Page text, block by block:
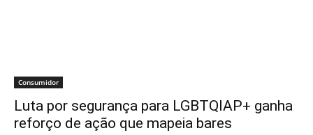
Consumidor
Luta por segurança para LGBTQIAP+ ganha
reforço de ação que mapeia bares